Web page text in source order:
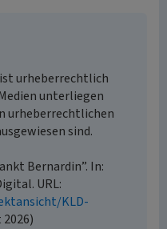
urheberrechtlich
unterliegen
urheberrechtlichen
sind.
Bernardin”. In:
URL:
KLD-